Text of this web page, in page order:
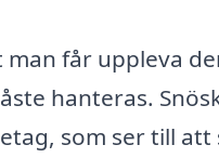
får uppleva
hanteras.
som ser till